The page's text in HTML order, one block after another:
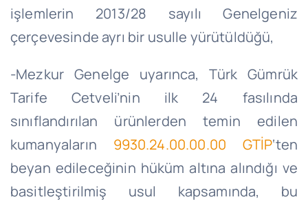
işlemlerin 2013/28 sayılı Genelgeniz
çerçevesinde ayrı bir usulle yürütüldüğü,
-Mezkur Genelge uyarınca, Türk Gümrük
Tarife Cetveli’nin ilk 24 fasılında
sınıflandırılan ürünlerden temin edilen
kumanyaların 9930.24.00.00.00 GTİP‘ten
beyan edileceğinin hüküm altına alındığı ve
basitleştirilmiş usul kapsamında, bu